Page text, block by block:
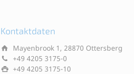
Kontaktdaten
Mayenbrook 1, 28870 Ottersberg
+49 4205 3175-0
+49 4205 3175-10